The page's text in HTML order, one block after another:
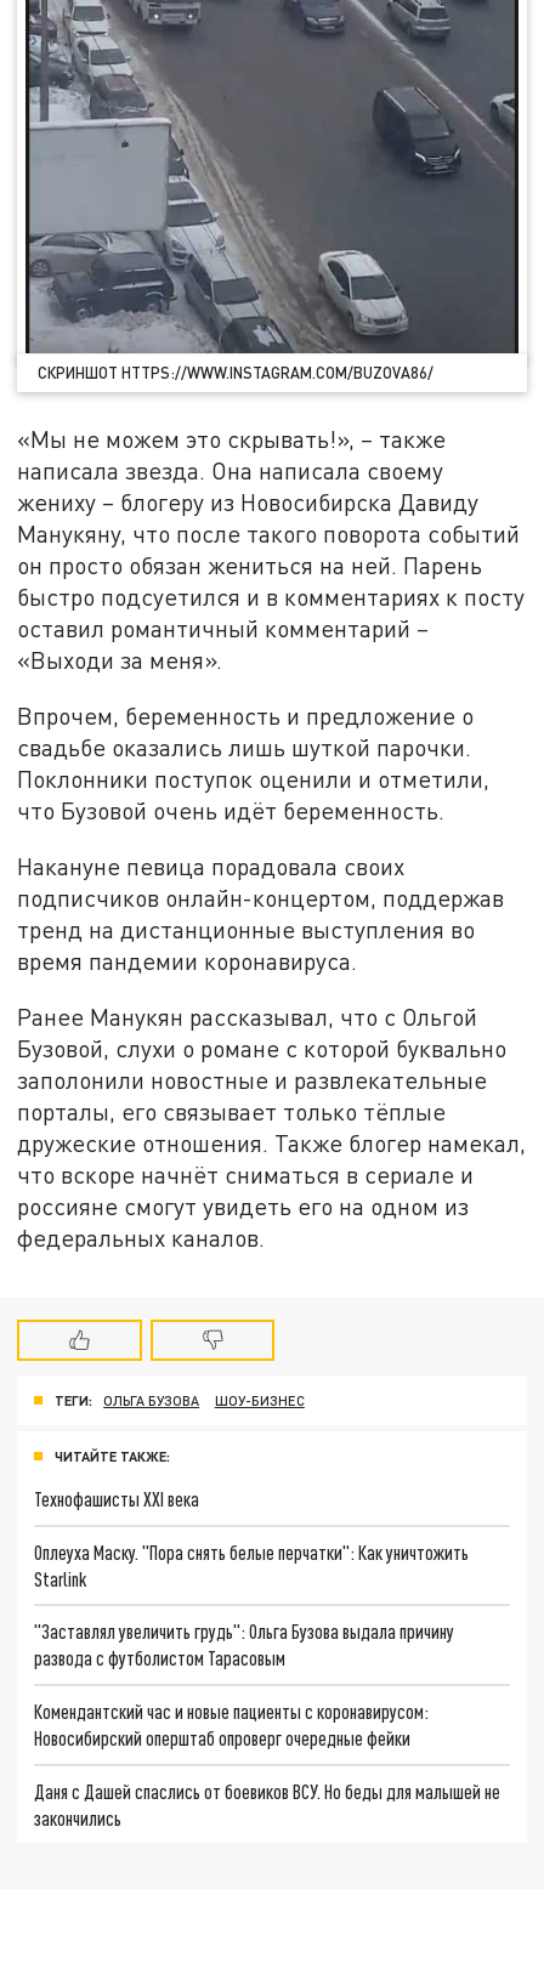
СКРИНШОТ HTTPS://WWW.INSTAGRAM.COM/BUZOVA86/
«Мы не можем это скрывать!», – также
написала звезда. Она написала своему
жениху – блогеру из Новосибирска Давиду
Манукяну, что после такого поворота событий
он просто обязан жениться на ней. Парень
быстро подсуетился и в комментариях к посту
оставил романтичный комментарий –
«Выходи за меня».
Впрочем, беременность и предложение о
свадьбе оказались лишь шуткой парочки.
Поклонники поступок оценили и отметили,
что Бузовой очень идёт беременность.
Накануне певица порадовала своих
подписчиков онлайн-концертом, поддержав
тренд на дистанционные выступления во
время пандемии коронавируса.
Ранее Манукян рассказывал, что с Ольгой
Бузовой, слухи о романе с которой буквально
заполонили новостные и развлекательные
порталы, его связывает только тёплые
дружеские отношения. Также блогер намекал,
что вскоре начнёт сниматься в сериале и
россияне смогут увидеть его на одном из
федеральных каналов.
ТЕГИ: ОЛЬГА БУЗОВА ШОУ-БИЗНЕС
ЧИТАЙТЕ ТАКЖЕ:
Технофашисты XXI века
Оплеуха Маску. "Пора снять белые перчатки": Как уничтожить
Starlink
"Заставлял увеличить грудь": Ольга Бузова выдала причину
развода с футболистом Тарасовым
Комендантский час и новые пациенты с коронавирусом:
Новосибирский оперштаб опроверг очередные фейки
Даня с Дашей спаслись от боевиков ВСУ. Но беды для малышей не
закончились